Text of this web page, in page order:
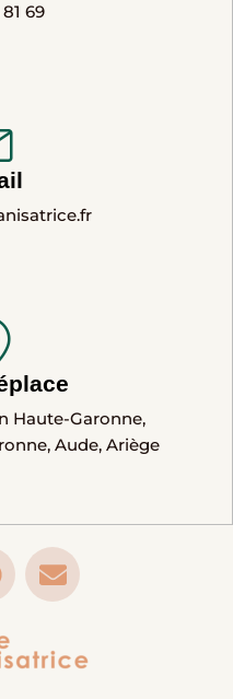
69
Haute-Garonne,
Aude, Ariège